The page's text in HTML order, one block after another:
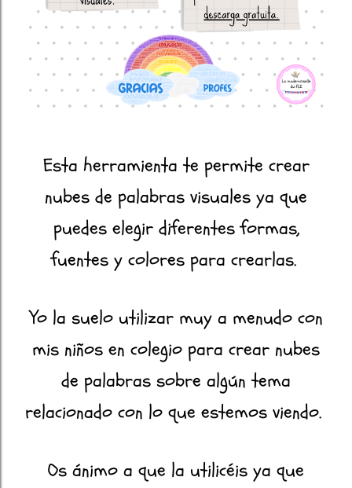
Esta herramienta te permite crear
nubes de palabras visuales ya que
puedes elegir diferentes formas,
fuentes y colores para crearlas.
Yo la suelo utilizar muy a menudo con
mis niños en colegio para crear nubes
de palabras sobre algún tema
relacionado con lo que estemos viendo.
Os ánimo a que la utilicéis ya que